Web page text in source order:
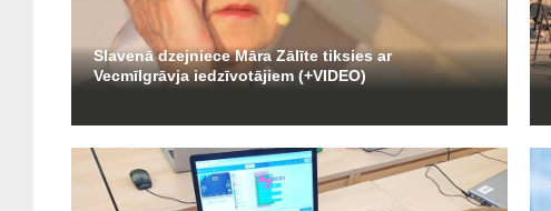
Slavenā dzejniece Māra Zālīte tiksies ar
Vecmīlgrāvja iedzīvotājiem (+VIDEO)